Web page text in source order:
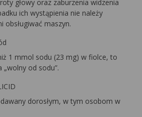
głowy oraz zaburzenia widzenia
ich wystąpienia nie należy
obsługiwać maszyn.
1 mmol sodu (23 mg) w fiolce, to
„wolny od sodu”.
dorosłym, w tym osobom w